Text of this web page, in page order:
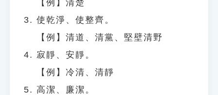
【例】清楚
使乾淨、使整齊。
【例】清道、清黨、堅壁清野
寂靜、安靜。
【例】冷清、清靜
高潔、廉潔。